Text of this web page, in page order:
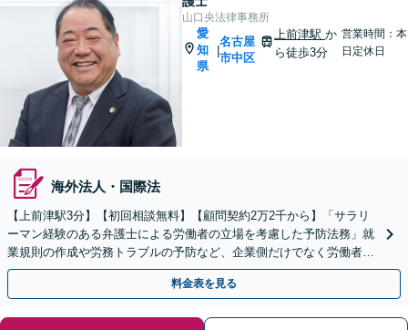
山口央法律事務所
愛
知
県
|
名古屋
市中区
上前津駅か
ら徒歩3分
営業時間：本
日定休日
海外法人・国際法
【上前津駅3分】【初回相談無料】【顧問契約2万2千から】「サラリ
ーマン経験のある弁護士による労働者の立場を考慮した予防法務」就
業規則の作成や労務トラブルの予防など、企業側だけでなく労働者の
視点も大切にしたバランスよい法務サポートを提供します
料金表を見る